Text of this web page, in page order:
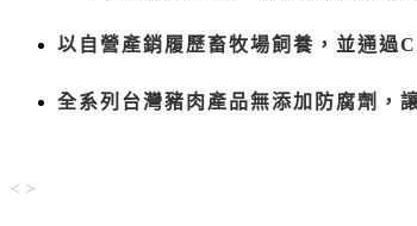
以自營產銷履歷畜牧場飼養，並通過
全系列台灣豬肉產品無添加防腐劑，
< >